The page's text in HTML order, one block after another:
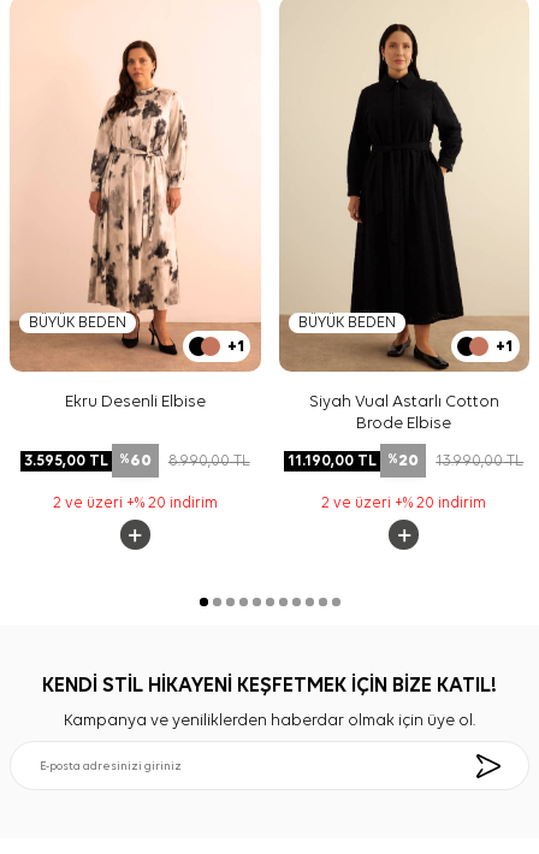
BÜYÜK BEDEN
+1
Ekru Desenli Elbise
3.595,00TL %60 8.990,00TL
2 ve üzeri +% 20 indirim
BÜYÜK BEDEN
+1
Siyah Vual Astarlı Cotton
Brode Elbise
11.190,00 TL %20 13.990,00TL
2 ve üzeri +% 20 indirim
KENDİ STİL HİKAYENİ KEŞFETMEK İÇİN BİZE KATIL!
Kampanya ve yeniliklerden haberdar olmak için üye ol.